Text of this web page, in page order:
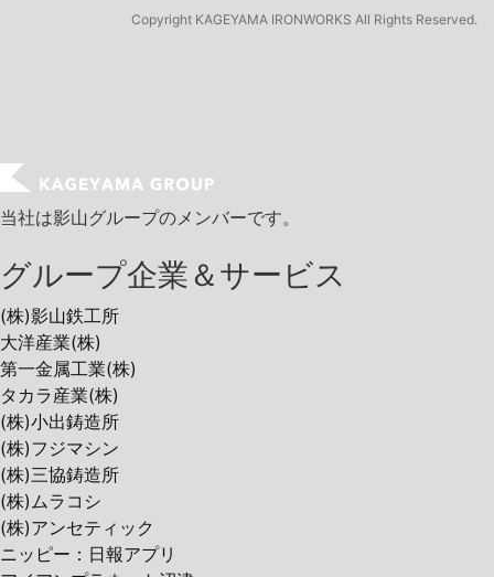
Copyright KAGEYAMA IRONWORKS All Rights Reserved.
当社は影山グループのメンバーです。
グループ企業＆サービス
(株)影山鉄工所
大洋産業(株)
第一金属工業(株)
タカラ産業(株)
(株)小出鋳造所
(株)フジマシン
(株)三協鋳造所
(株)ムラコシ
(株)アンセティック
ニッピー：日報アプリ